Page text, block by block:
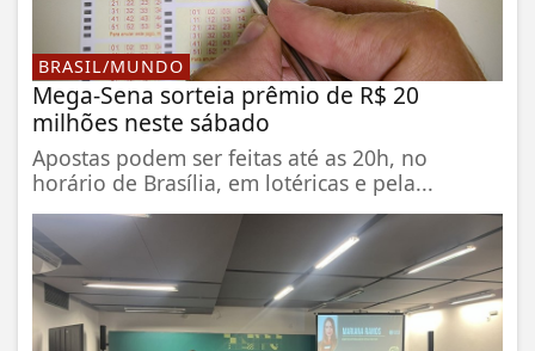
BRASIL/MUNDO
Mega-Sena sorteia prêmio de R$ 20
milhões neste sábado
Apostas podem ser feitas até as 20h, no
horário de Brasília, em lotéricas e pela...